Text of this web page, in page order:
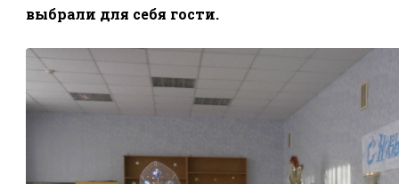
выбрали для себя гости.